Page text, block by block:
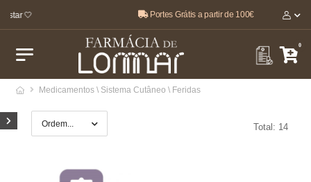
🤍 Portes Grátis a partir de 100€
0
Medicamentos \ Sistema Cutâneo \ Feridas
Total: 14